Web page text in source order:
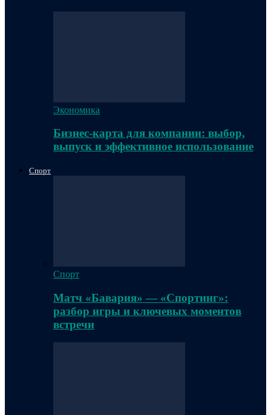
Экономика
Бизнес-карта для компании: выбор,
выпуск и эффективное использование
Спорт
Спорт
Матч «Бавария» — «Спортинг»:
разбор игры и ключевых моментов
встречи